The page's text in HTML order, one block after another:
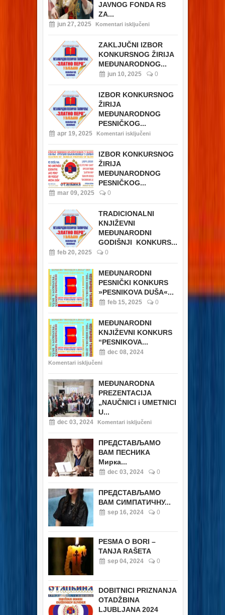
JAVNOG FONDA RS
ZA...
jun 27, 2025 Komentari isključeni
ZAKLJUČNI IZBOR
KONKURSNOG ŽIRIJA
MEĐUNARODNOG...
jun 10, 2025 0
IZBOR KONKURSNOG
ŽIRIJA
MEĐUNARODNOG
PESNIČKOG...
apr 19, 2025 Komentari isključeni
IZBOR KONKURSNOG
ŽIRIJA
MEĐUNARODNOG
PESNIČKOG...
mar 09, 2025 0
TRADICIONALNI
KNJIŽEVNI
MEĐUNARODNI
GODIŠNJI KONKURS...
feb 20, 2025 0
MEĐUNARODNI
PESNIČKI KONKURS
»PESNIKOVA DUŠA«...
feb 15, 2025 0
MEĐUNARODNI
KNJIŽEVNI KONKURS
“PESNIKOVA...
dec 08, 2024
Komentari isključeni
MEĐUNARODNA
PREZENTACIJA
„NAUČNICI i UMETNICI
U...
dec 03, 2024 Komentari isključeni
ПРЕДСТАВЉАМО
ВАМ ПЕСНИКА
Мирка...
dec 03, 2024 0
ПРЕДСТАВЉАМО
ВАМ СИМПАТИЧНУ...
sep 16, 2024 0
PESMA O BORI –
TANJA RAŠETA
sep 04, 2024 0
DOBITNICI PRIZNANJA
OTADŽBINA
LJUBLJANA 2024